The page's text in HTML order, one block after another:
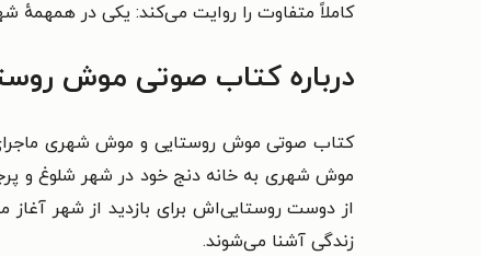
کاملاً متفاوت را روایت می‌کند: یکی در همهمهٔ
درباره کتاب صوتی موش
کتاب صوتی موش روستایی و موش شهری
موش شهری به خانه دنج خود در شهر شلوغ و
از دوست روستایی‌اش برای بازدید از شهر
زندگی آشنا می‌شوند.